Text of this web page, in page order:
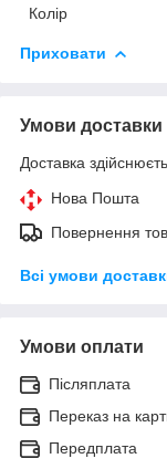
Колір
Приховати
Умови доставки
Доставка
Нова Пошта
Повернення
Всі умови
Умови оплати
Післяплата
Переказ на
Передплата